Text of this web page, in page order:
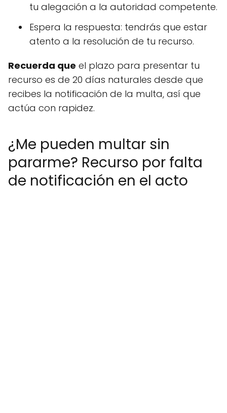
tu alegación a la autoridad competente.
Espera la respuesta: tendrás que estar
atento a la resolución de tu recurso.
Recuerda que el plazo para presentar tu
recurso es de 20 días naturales desde que
recibes la notificación de la multa, así que
actúa con rapidez.
¿Me pueden multar sin
pararme? Recurso por falta
de notificación en el acto